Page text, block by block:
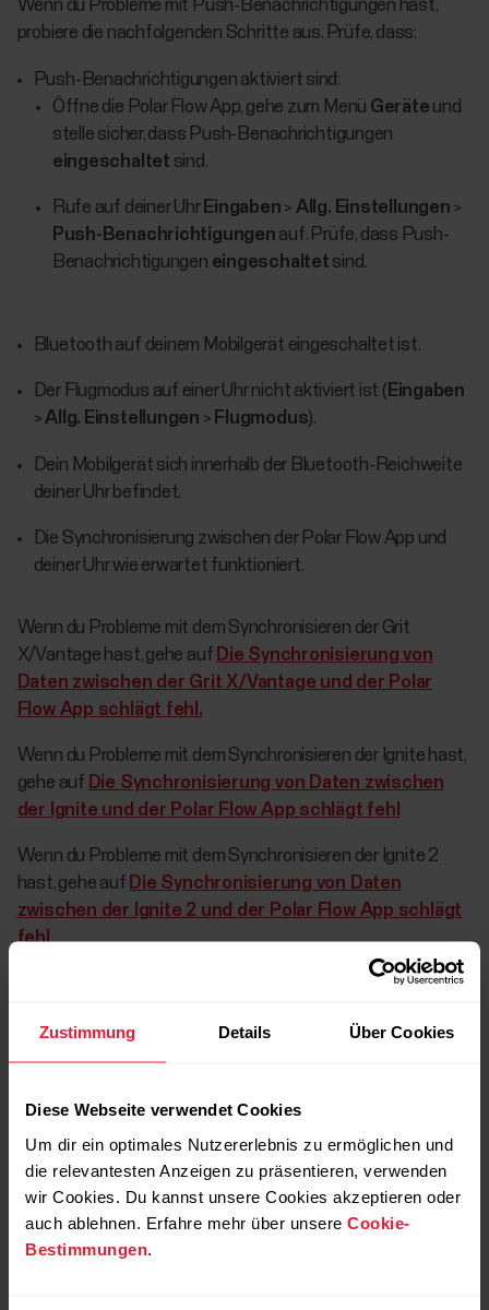
Zustimmung Details Über Cookies
Diese Webseite verwendet Cookies
Um dir ein optimales Nutzererlebnis zu ermöglichen und
die relevantesten Anzeigen zu präsentieren, verwenden
wir Cookies. Du kannst unsere Cookies akzeptieren oder
auch ablehnen. Erfahre mehr über unsere Cookie-
Bestimmungen
Wenn du Probleme mit Push-Benachrichtigungen hast,
probiere die nachfolgenden Schritte aus. Prüfe, dass:
Push-Benachrichtigungen aktiviert sind:
Öffne die Polar Flow App, gehe zum Menü Geräte und
stelle sicher, dass Push-Benachrichtigungen
eingeschaltet sind.
Rufe auf deiner Uhr Eingaben >Allg. Einstellungen >
Push-Benachrichtigungen auf. Prüfe, dass Push-
Benachrichtigungen eingeschaltet sind.
Bluetooth auf deinem Mobilgerät eingeschaltet ist.
Der Flugmodus auf einer Uhr nicht aktiviert ist (Eingaben
>Allg. Einstellungen >Flugmodus).
Dein Mobilgerät sich innerhalb der Bluetooth-Reichweite
deiner Uhr befindet.
Die Synchronisierung zwischen der Polar Flow App und
deiner Uhr wie erwartet funktioniert.
Wenn du Probleme mit dem Synchronisieren der Grit
X/Vantage hast, gehe auf Die Synchronisierung von
Daten zwischen der Grit X/Vantage und der Polar
Flow App schlägt fehl.
Wenn du Probleme mit dem Synchronisieren der Ignite hast,
gehe auf Die Synchronisierung von Daten zwischen
der Ignite und der Polar Flow App schlägt fehl
Wenn du Probleme mit dem Synchronisieren der Ignite 2
hast, gehe auf Die Synchronisierung von Daten
zwischen der Ignite 2 und der Polar Flow App schlägt
fehl
deinem Mobilgerät anzeigt
Wenn auf deiner Uhr plötzlich keine
Benachrichtigungen mehr angezeigt werden